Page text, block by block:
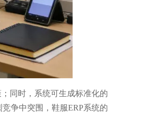
同时，系统可生成标准化的
争中突围，鞋服ERP系统的